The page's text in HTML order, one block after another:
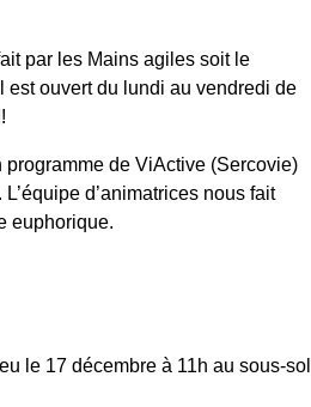
par les Mains agiles soit le
est ouvert du lundi au vendredi de
programme de ViActive (Sercovie)
d’animatrices nous fait
euphorique.
le 17 décembre à 11h au sous-sol